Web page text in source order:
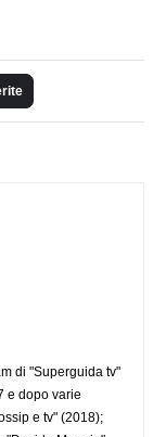
di "Superguida tv"
e dopo varie
e tv" (2018);